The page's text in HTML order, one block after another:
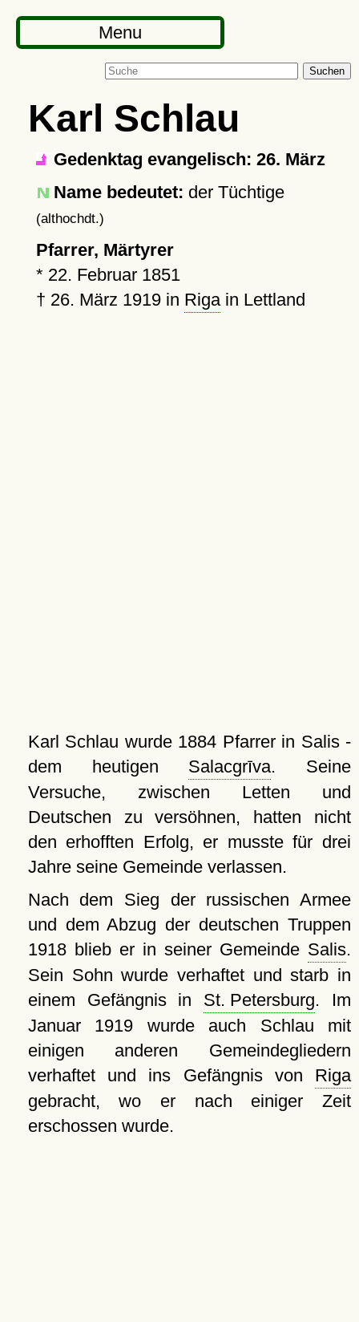
Menu
Suchen
Karl Schlau
Gedenktag evangelisch: 26. März
Name bedeutet: der Tüchtige
(althochdt.)
Pfarrer, Märtyrer
* 22. Februar 1851
† 26. März 1919in Rigain Lettland
Karl Schlau wurde 1884 Pfarrer in Salis -
dem heutigen Salacgrīva. Seine
Versuche, zwischen Letten und
Deutschen zu versöhnen, hatten nicht
den erhofften Erfolg, er musste für drei
Jahre seine Gemeinde verlassen.
Nach dem Sieg der russischen Armee
und dem Abzug der deutschen Truppen
1918 blieb er in seiner Gemeinde Salis.
Sein Sohn wurde verhaftet und starb in
einem Gefängnis in St. Petersburg. Im
Januar 1919 wurde auch Schlau mit
einigen anderen Gemeindegliedern
verhaftet und ins Gefängnis von Riga
gebracht, wo er nach einiger Zeit
erschossen wurde.